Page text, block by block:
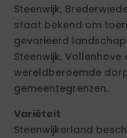
Steenwijk,
staat bekend om
gevarieerd
Steenwijk,
wereldberoemde
gemeentegrenzen.
Variëteit
Steenwijkerland